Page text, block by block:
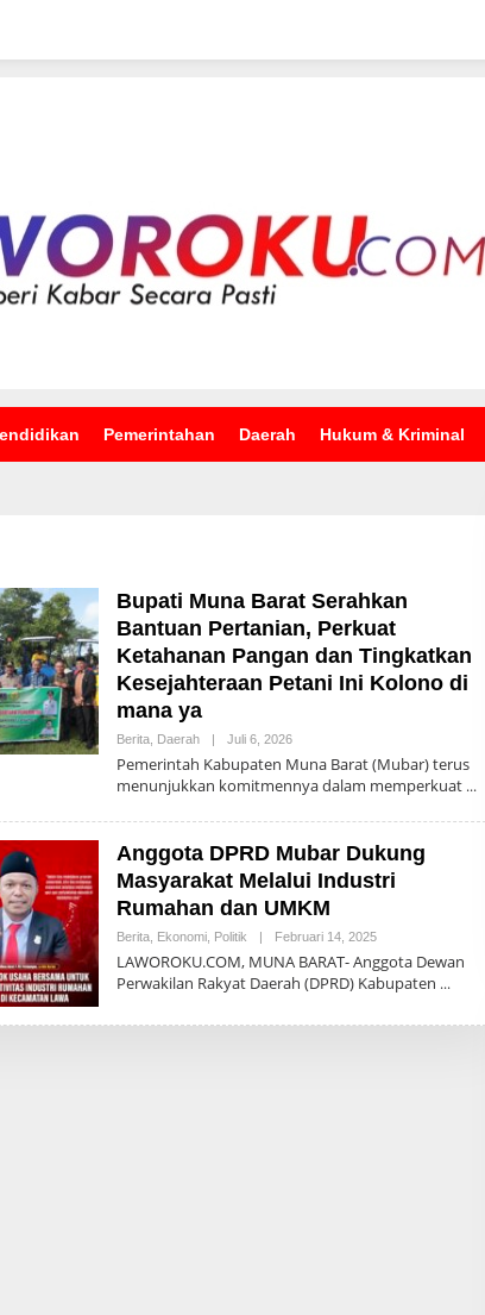
Pemerintahan Daerah Hukum & Kriminal
Bupati Muna Barat Serahkan
Bantuan Pertanian, Perkuat
Ketahanan Pangan dan Tingkatkan
Kesejahteraan Petani Ini Kolono di
mana ya
Berita, Daerah | Juli 6, 2026Oleh
Sanjaya
Pemerintah Kabupaten Muna Barat (Mubar) terus
menunjukkan komitmennya dalam memperkuat
Anggota DPRD Mubar Dukung
Masyarakat Melalui Industri
Rumahan dan UMKM
Berita, Ekonomi, Politik | Februari 14, 2025Oleh
Sanjaya
LAWOROKU.COM, MUNA BARAT- Anggota Dewan
Perwakilan Rakyat Daerah (DPRD) Kabupaten